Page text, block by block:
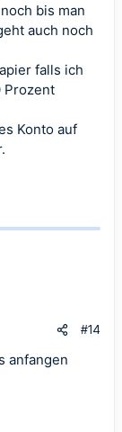
bis man
auch noch
falls ich
Prozent
Konto auf
#14
anfangen